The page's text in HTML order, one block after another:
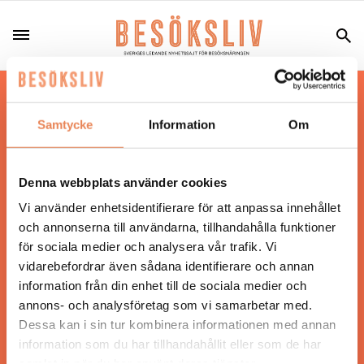
Samtycke Information Om
Denna webbplats använder cookies
Vi använder enhetsidentifierare för att anpassa innehållet
och annonserna till användarna, tillhandahålla funktioner
för sociala medier och analysera vår trafik. Vi
vidarebefordrar även sådana identifierare och annan
information från din enhet till de sociala medier och
annons- och analysföretag som vi samarbetar med.
Dessa kan i sin tur kombinera informationen med annan
information som du har tillhandahållit eller som de har
Hos oss läser du landets mest uppdaterade
nyheter och snackisar inom besöksnäringen.
Besöksliv i sin tryckta form är ett affärsmagasin
Tidningen ges ut avVisita
ANSVARIG UTGIVARE
Jonas Siljhammar
UPPHOVSRÄTT